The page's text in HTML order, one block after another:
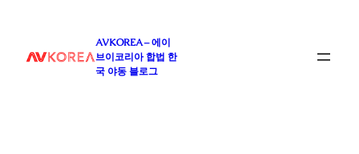
AVKOREA – 에이
브이코리아 합법 한
국 야동 블로그